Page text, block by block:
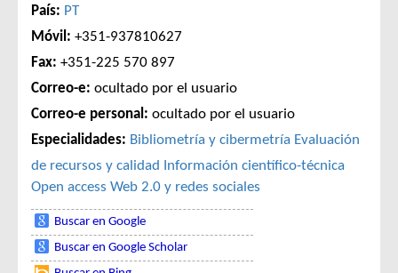
País: PT
Móvil: +351-937810627
Fax: +351-225 570 897
Correo-e: ocultado por el usuario
Correo-e personal: ocultado por el usuario
Especialidades: Bibliometría y cibermetría Evaluación
de recursos y calidad
Información científico-técnica
Open access Web 2.0 y redes sociales
Buscar en Google
Buscar en Google Scholar